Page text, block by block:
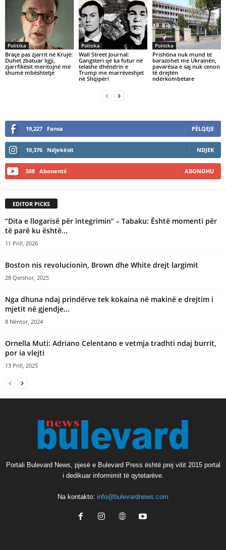
Politika
Braçe pas zjarrit në Krujë:
Duhet zbatuar ligji,
zjarrfikësit meritojnë më
shumë mbështetje
Politika
Wall Street Journal:
Gangsteri që ka futur në
telashe dhëndrin e
Trump me marrëveshjet
në Shqipëri
Politika
Prishtina nuk mund të
barazohet me Ukrainën,
pavarësia e saj nuk cenon
të drejtën
ndërkombëtare
19,227 Fansa PËLQEJE
10,376 Ndjekësit NDJEK
588 Abonentë ABONOHU
EDITOR PICKS
“Dita e llogarisë për integrimin” – Tabaku: Është momenti për
të parë ku është...
11 Prill, 2026
Boston nis revolucionin, Brown dhe White drejt largimit
28 Qershor, 2025
Nga dhuna ndaj prindërve tek kokaina në makinë e drejtim i
mjetit në gjendje...
8 Nëntor, 2024
Ornella Muti: Adriano Celentano e vetmja tradhti ndaj burrit,
por ia vlejti
13 Prill, 2025
Portali Bulevard News, pjesë e Bulevard Press është prej vitit 2015 portal
i dedikuar informimit të qytetarëve.
Na kontakto: info@bulevardnews.com